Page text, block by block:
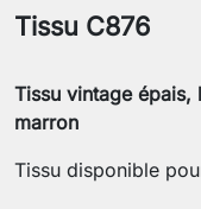
Tissu C876
Tissu vintage
marron
Tissu disponible